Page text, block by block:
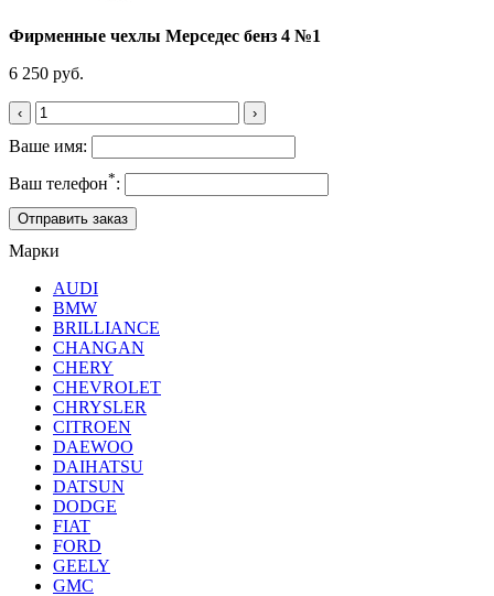
Фирменные чехлы Мерседес бенз 4 №1
6 250 руб.
‹ ›
Ваше имя:
Ваш телефон*:
Марки
AUDI
BMW
BRILLIANCE
CHANGAN
CHERY
CHEVROLET
CHRYSLER
CITROEN
DAEWOO
DAIHATSU
DATSUN
DODGE
FIAT
FORD
GEELY
GMC